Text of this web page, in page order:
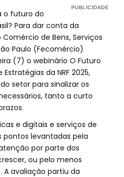
o futuro do
Para dar conta da
de Bens, Serviços
Paulo (Fecomércio)
(7) o webinário O Futuro
da NRF 2025,
setor para sinalizar os
tanto a curto
e digitais e serviços de
pontos levantadas pela
por parte dos
ou pelo menos
avaliação partiu da